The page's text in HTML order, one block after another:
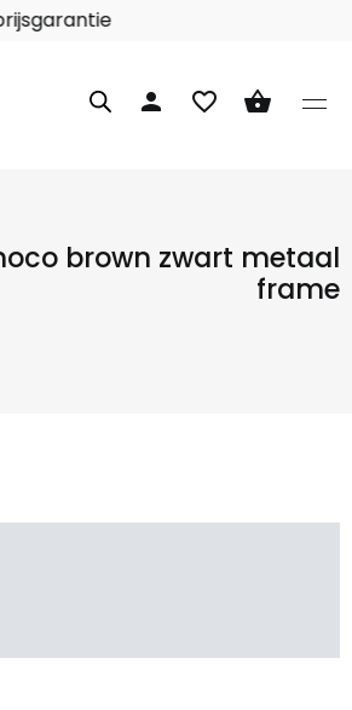
prijsgarantie
person favorite_border shopping_basket
brown zwart metaal
frame